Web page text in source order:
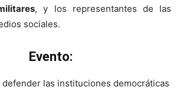
, y los representantes de las
sociales.
Evento:
defender las instituciones democráticas